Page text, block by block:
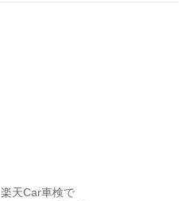
楽天Car車検で